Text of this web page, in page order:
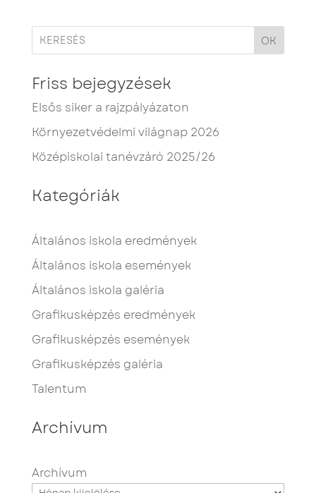
OK
Friss bejegyzések
Elsős siker a rajzpályázaton
Környezetvédelmi világnap 2026
Középiskolai tanévzáró 2025/26
Kategóriák
Általános iskola eredmények
Általános iskola események
Általános iskola galéria
Grafikusképzés eredmények
Grafikusképzés események
Grafikusképzés galéria
Talentum
Archívum
Archívum